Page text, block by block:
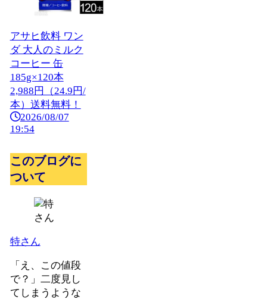
アサヒ飲料 ワン
ダ 大人のミルク
コーヒー 缶
185g×120本
2,988円（24.9円/
本）送料無料！
2026/08/07
19:54
このブログに
ついて
特さん
「え、この値段
で？」二度見し
てしまうような